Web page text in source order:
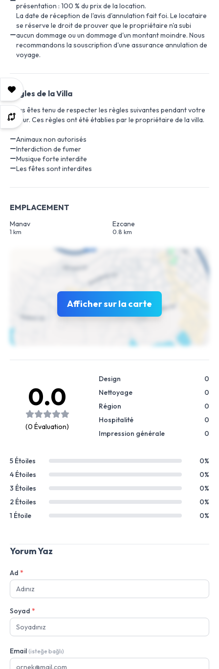
présentation : 100 % du prix de la location.
La date de réception de l'avis d'annulation fait foi. Le locataire
se réserve le droit de prouver que le propriétaire n'a subi
aucun dommage ou un dommage d'un montant moindre. Nous
recommandons la souscription d'une assurance annulation de
voyage.
Règles de la Villa
Vous êtes tenu de respecter les règles suivantes pendant votre
séjour. Ces règles ont été établies par le propriétaire de la villa.
Animaux non autorisés
Interdiction de fumer
Musique forte interdite
Les fêtes sont interdites
EMPLACEMENT
Manav
1 km
Ezcane
0.8 km
Afficher sur la carte
0.0
(0 Évaluation)
Design
0
Nettoyage
0
Région
0
Hospitalité
0
Impression générale
0
5 Étoiles
0%
4 Étoiles
0%
3 Étoiles
0%
2 Étoiles
0%
1 Étoile
0%
Yorum Yaz
Ad *
Soyad *
Email (isteğe bağlı)